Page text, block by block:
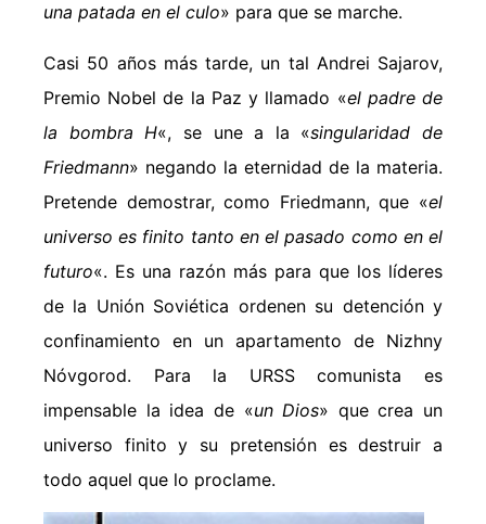
una patada en el culo» para que se marche.
Casi 50 años más tarde, un tal Andrei Sajarov,
Premio Nobel de la Paz y llamado «el padre de
la bombra H«, se une a la «singularidad de
Friedmann» negando la eternidad de la materia.
Pretende demostrar, como Friedmann, que «el
universo es finito tanto en el pasado como en el
futuro«. Es una razón más para que los líderes
de la Unión Soviética ordenen su detención y
confinamiento en un apartamento de Nizhny
Nóvgorod. Para la URSS comunista es
impensable la idea de «un Dios» que crea un
universo finito y su pretensión es destruir a
todo aquel que lo proclame.